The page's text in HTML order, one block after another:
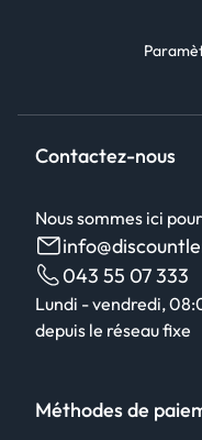
Contactez-nous
Nous sommes ici
043 55 07 333
Lundi - vendredi,
depuis le réseau fixe
Méthodes de